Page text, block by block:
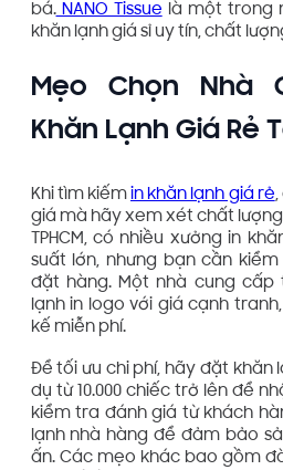
bá.NANO Tissue là một trong
khăn lạnh giá sỉ uy tín, chất
Mẹo Chọn Nhà
Khăn Lạnh Giá Rẻ
Khi tìm kiếm in khăn lạnh giá rẻ,
giá mà hãy xem xét chất lượng
TPHCM, có nhiều xưởng in
suất lớn, nhưng bạn cần
đặt hàng. Một nhà cung
lạnh in logo với giá cạnh
kế miễn phí.
Để tối ưu chi phí, hãy đặt khăn
dụ từ 10.000 chiếc trở lên để
kiểm tra đánh giá từ khách
lạnh nhà hàng để đảm bảo
ấn. Các mẹo khác bao gồm